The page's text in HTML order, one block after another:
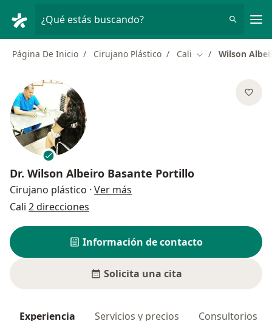
¿Qué estás buscando?
Página De Inicio Cirujano Plástico Cali Cambiar de
Wilson
Dr. Wilson Albeiro Basante Portillo
Cirujano plástico · Ver más
Cali 2 direcciones
Información de contacto
Solicita una cita
Experiencia Servicios y precios Consultorios